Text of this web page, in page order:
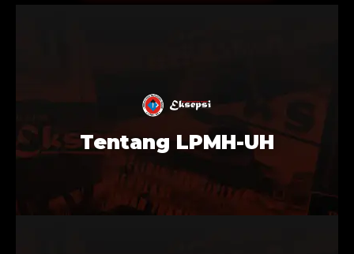
Tentang LPMH-UH